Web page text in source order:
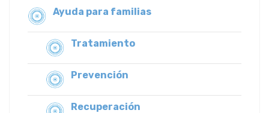
Ayuda para familias
Tratamiento
Prevención
Recuperación